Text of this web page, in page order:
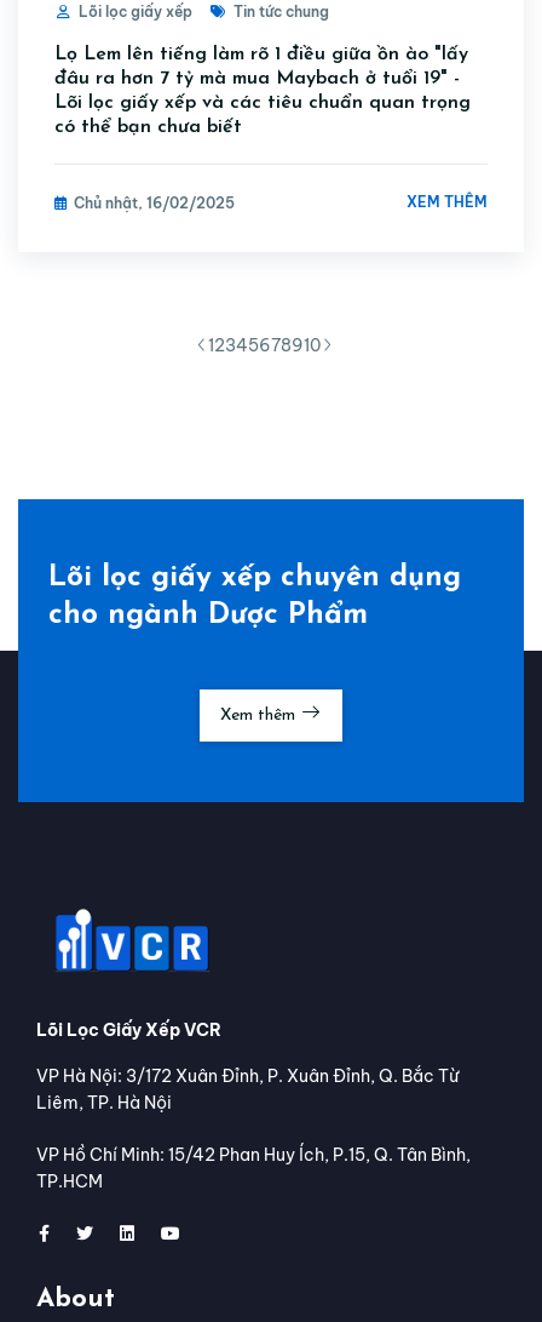
Lõi lọc giấy xếp Tin tức chung
Lọ Lem lên tiếng làm rõ 1 điều giữa ồn ào "lấy
đâu ra hơn 7 tỷ mà mua Maybach ở tuổi 19" -
Lõi lọc giấy xếp và các tiêu chuẩn quan trọng
có thể bạn chưa biết
Chủ nhật, 16/02/2025 XEM THÊM
12345678910
Lõi lọc giấy xếp chuyên dụng
cho ngành Dược Phẩm
Xem thêm
Lõi Lọc Giấy Xếp VCR
VP Hà Nội: 3/172 Xuân Đỉnh, P. Xuân Đỉnh, Q. Bắc Từ
Liêm, TP. Hà Nội
VP Hồ Chí Minh: 15/42 Phan Huy Ích, P.15, Q. Tân Bình,
TP.HCM
About